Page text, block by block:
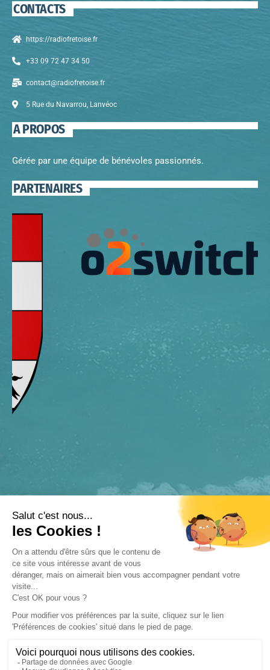
CONTACTS
https://radiofretoise.fr
+33 09 72 47 34 50
contact@radiofretoise.fr
5 Rue du Navarrou, Lanvéoc
A PROPOS
Gérée par une équipe de bénévoles passionnés.
PARTENAIRES
COPYRIGHT RADIO FRETOISE
CONTACT
LEGALES